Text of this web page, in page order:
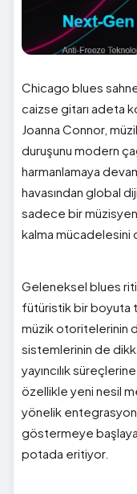
Chicago blues
caizse gitarı adeta
Joanna Connor,
duruşunu modern
harmanlamaya
havasından global
sadece bir
kalma mücadelesini
Geleneksel blues
fütüristik bir boyuta
müzik otoritelerinin
sistemlerinin de
yayıncılık
özellikle yeni nesil
yönelik
göstermeye
potada eritiyor.